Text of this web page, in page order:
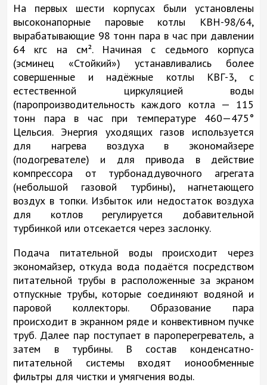
На первых шести корпусах были установлены
высоконапорные паровые котлы КВН-98/64,
вырабатывающие 98 тонн пара в час при давлении
64 кгс на см². Начиная с седьмого корпуса
(эсминец «Стойкий») устанавливались более
совершенные и надёжные котлы КВГ-3, с
естественной циркуляцией воды
(паропроизводительность каждого котла — 115
тонн пара в час при температуре 460—475°
Цельсия. Энергия уходящих газов используется
для нагрева воздуха в экономайзере
(подогревателе) и для привода в действие
компрессора от турбонаддувочного агрегата
(небольшой газовой турбины), нагнетающего
воздух в топки. Избыток или недостаток воздуха
для котлов регулируется добавительной
турбинкой или отсекается через заслонку.
Подача питательной воды происходит через
экономайзер, откуда вода подаётся посредством
питательной трубы в расположенные за экраном
отпускные трубы, которые соединяют водяной и
паровой коллекторы. Образование пара
происходит в экранном ряде и конвективном пучке
труб. Далее пар поступает в пароперегреватель, а
затем в турбины. В состав конденсатно-
питательной системы входят ионообменные
фильтры для чистки и умягчения воды.